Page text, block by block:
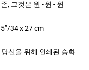
, 그것은 윈 - 윈 - 윈
34 x 27 cm
신을 위해 인쇄된 승화